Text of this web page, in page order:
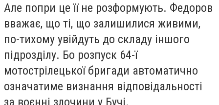
Але попри це її не розформують. Федоров
вважає, що ті, що залишилися живими,
по-тихому увійдуть до складу іншого
підрозділу. Бо розпуск 64-ї
мотострілецької бригади автоматично
означатиме визнання відповідальності
за воєнні злочини у Бучі.